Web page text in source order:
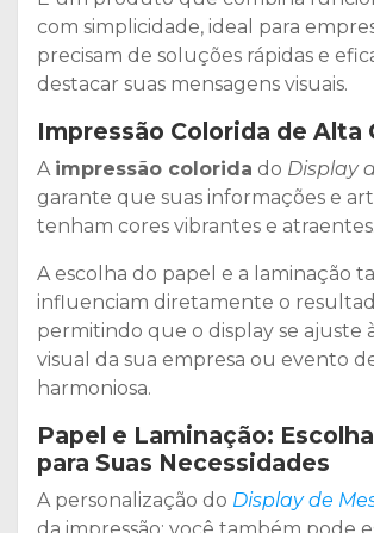
com simplicidade, ideal para
precisam de soluções rápidas e
destacar suas mensagens visuais.
Impressão Colorida de Alta
A impressão colorida do Display
garante que suas informações e
tenham cores vibrantes e atraentes.
A escolha do papel e a laminação
influenciam diretamente o
permitindo que o display se ajuste
visual da sua empresa ou evento
harmoniosa.
Papel e Laminação:
para Suas Necessidades
A personalização do Display de